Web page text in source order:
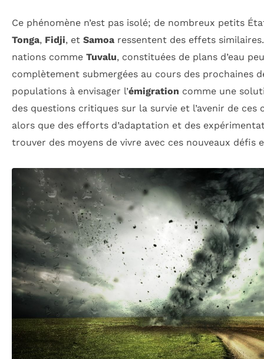
Ce phénomène n’est pas isolé; de nombreux petits
Tonga, Fidji, et Samoa ressentent des effets
nations comme Tuvalu, constituées de plans d’eau
complètement submergées au cours des prochaines
populations à envisager l’émigration comme une
des questions critiques sur la survie et l’avenir de ces
alors que des efforts d’adaptation et des
trouver des moyens de vivre avec ces nouveaux défis